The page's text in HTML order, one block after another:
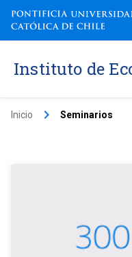
Instituto de
Inicio keyboard_arrow_right Seminarios